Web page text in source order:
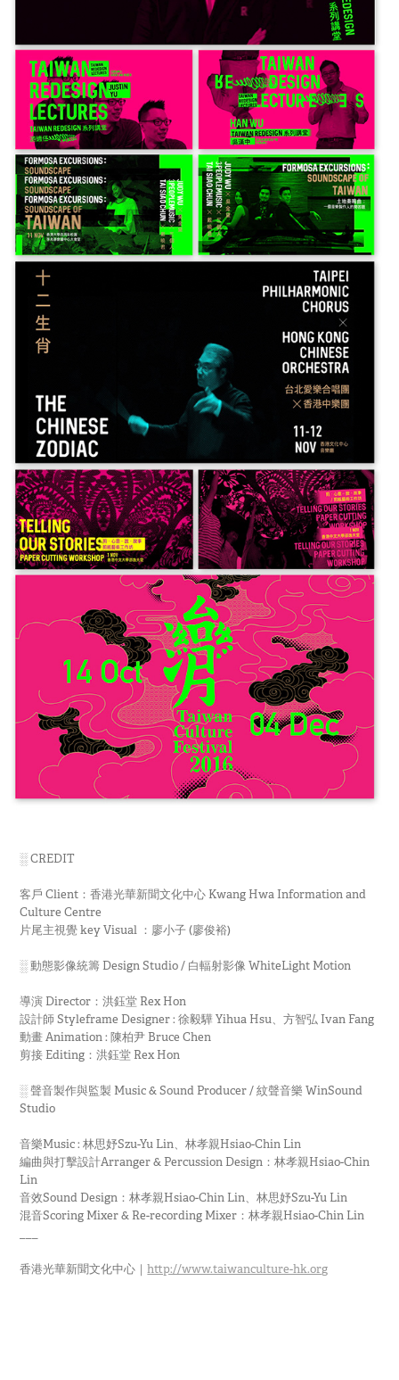
░ CREDIT
客戶 Client：香港光華新聞文化中心 Kwang Hwa Information and
Culture Centre
片尾主視覺 key Visual ：廖小子 (廖俊裕)
░ 動態影像統籌 Design Studio / 白輻射影像 WhiteLight Motion
導演 Director：洪鈺堂 Rex Hon
設計師 Styleframe Designer : 徐毅驊 Yihua Hsu、方智弘 Ivan Fang
動畫 Animation : 陳柏尹 Bruce Chen
剪接 Editing：洪鈺堂 Rex Hon
░ 聲音製作與監製 Music & Sound Producer / 紋聲音樂 WinSound
Studio
音樂Music : 林思妤Szu-Yu Lin、林孝親Hsiao-Chin Lin
編曲與打擊設計Arranger & Percussion Design：林孝親Hsiao-Chin
Lin
音效Sound Design：林孝親Hsiao-Chin Lin、林思妤Szu-Yu Lin
混音Scoring Mixer & Re-recording Mixer：林孝親Hsiao-Chin Lin
香港光華新聞文化中心｜http://www.taiwanculture-hk.org